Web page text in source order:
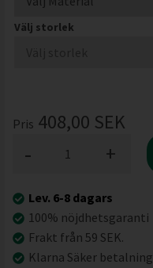
Välj storlek
Pris 408,00 SEK
+
-
Lev. 6-8 dagars
100% nöjdhetsgaranti
Frakt från 59 SEK.
Klarna Säker betalning